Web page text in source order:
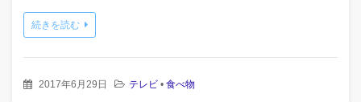
続きを読む
2017年6月29日 テレビ • 食べ物